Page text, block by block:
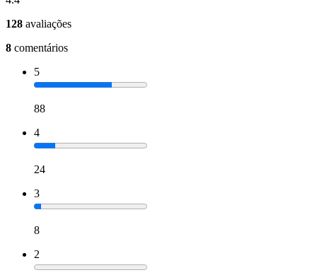
128 avaliações
8 comentários
5
88
4
24
3
8
2